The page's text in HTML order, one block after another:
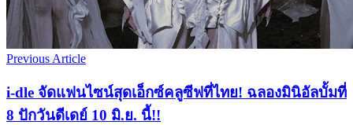
Previous Article
i-dle จัดแฟนไซน์สุดเอ็กซ์คลูซีฟที่ไทย! ฉลองมินิอัลบั้มที่
8 ปักวันดีเดย์ 10 มิ.ย. นี้!!